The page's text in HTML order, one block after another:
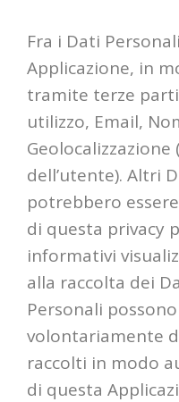
Fra i Dati
Applicazione, in
tramite terze
utilizzo, Email,
dell’utente). Altri
potrebbero
di questa privacy
informativi
alla raccolta dei
Personali
volontariamente
raccolti in modo
di questa